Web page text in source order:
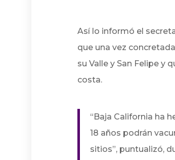
Así lo informó el
que una vez
su Valle y San Felipe y
costa.
“Baja California ha
18 años podrán
sitios”, puntualizó,